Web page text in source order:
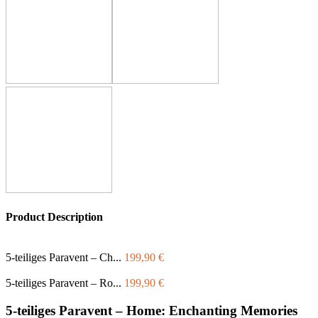
Product Description
5-teiliges Paravent – Ch... 199,90 €
5-teiliges Paravent – Ro... 199,90 €
5-teiliges Paravent – Home: Enchanting Memories